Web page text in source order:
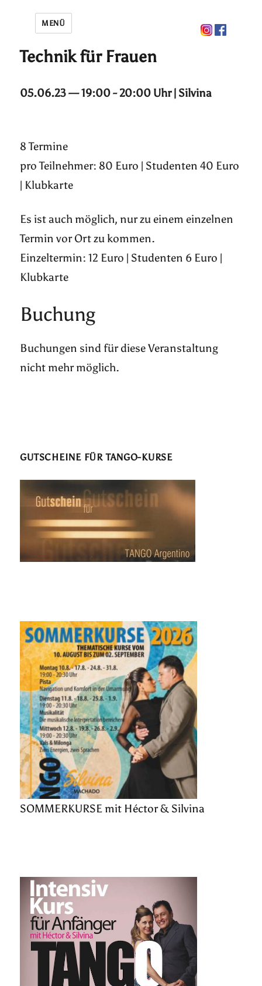
MENÜ
Technik für Frauen
05.06.23 — 19:00 - 20:00 Uhr | Silvina
8 Termine
pro Teilnehmer: 80 Euro | Studenten 40 Euro
| Klubkarte
Es ist auch möglich, nur zu einem einzelnen
Termin vor Ort zu kommen.
Einzeltermin: 12 Euro | Studenten 6 Euro |
Klubkarte
Buchung
Buchungen sind für diese Veranstaltung
nicht mehr möglich.
GUTSCHEINE FÜR TANGO-KURSE
SOMMERKURSE mit Héctor & Silvina